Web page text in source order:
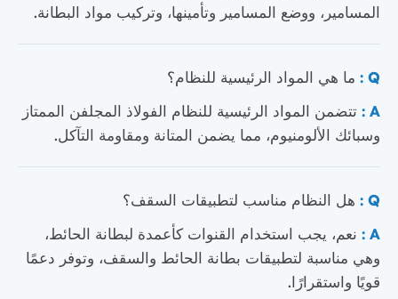
المسامير، ووضع المسامير وتأمينها، وتركيب مواد البطانة.
Q : ما هي المواد الرئيسية للنظام؟
A :
تتضمن المواد الرئيسية للنظام الفولاذ المجلفن الممتاز
وسبائك الألومنيوم، مما يضمن المتانة ومقاومة التآكل.
Q : هل النظام مناسب لتطبيقات السقف؟
A :
نعم، يجب استخدام القنوات كأعمدة لبطانة الحائط،
وهي مناسبة لتطبيقات بطانة الحائط والسقف، وتوفر دعمًا
قويًا واستقرارًا.